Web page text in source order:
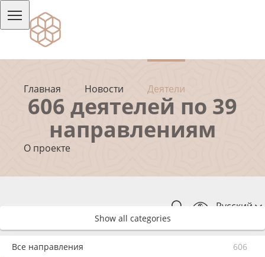
Главная Новости Деятели
О проекте
Русский
606 деятелей по 39
направлениям
Show all categories
Все направления 606